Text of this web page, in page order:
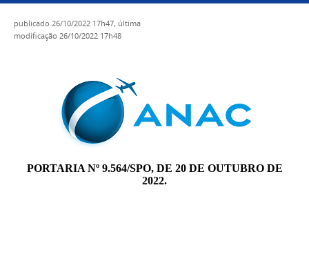
publicado 26/10/2022 17h47, última
modificação 26/10/2022 17h48
PORTARIA Nº 9.564/SPO, DE 20 DE OUTUBRO DE
2022.